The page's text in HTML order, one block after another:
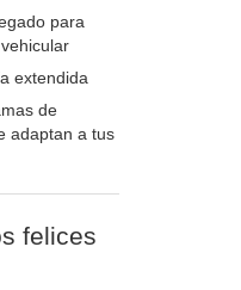
para
extendida
de
adaptan a tus
felices